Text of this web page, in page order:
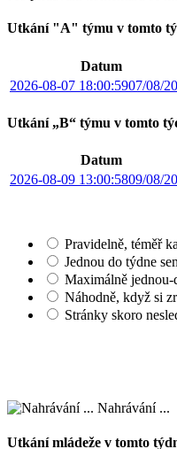
Utkání "A" týmu v tomto
Datum
2026-08-07 18:00:5907/08/
Utkání „B“ týmu v tomto
Datum
2026-08-09 13:00:5809/08/
Pravidelně, téměř
Jednou do týdne
Maximálně jednou-
Náhodně, když si
Stránky skoro
Nahrávání ...
Utkání mládeže v tomto